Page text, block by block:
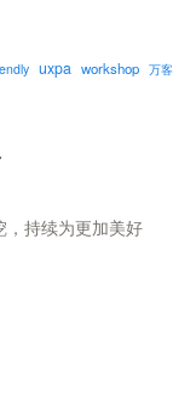
uxpa workshop 万
，持续为更加美好